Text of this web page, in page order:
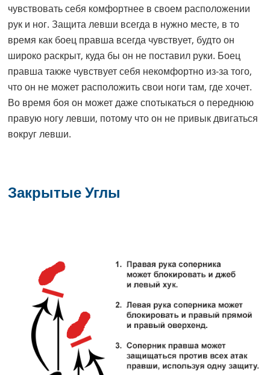
чувствовать себя комфортнее в своем расположении
рук и ног. Защита левши всегда в нужно месте, в то
время как боец правша всегда чувствует, будто он
широко раскрыт, куда бы он не поставил руки. Боец
правша также чувствует себя некомфортно из-за того,
что он не может расположить свои ноги там, где хочет.
Во время боя он может даже спотыкаться о переднюю
правую ногу левши, потому что он не привык двигаться
вокруг левши.
Закрытые Углы